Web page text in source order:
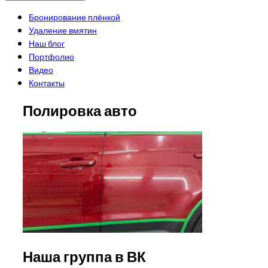
Бронирование плёнкой
Удаление вмятин
Наш блог
Портфолио
Видео
Контакты
Полировка авто
Наша группа в ВК